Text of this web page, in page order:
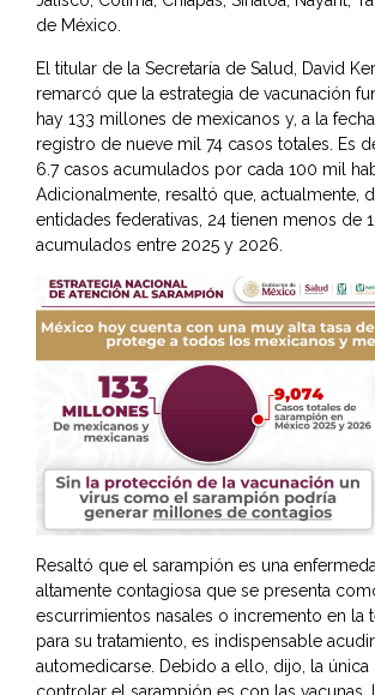
de México.
El titular de la Secretaría de Salud, David
remarcó que la estrategia de vacunación
hay 133 millones de mexicanos y, a la
registro de nueve mil 74 casos totales. Es
6.7 casos acumulados por cada 100 mil
Adicionalmente, resaltó que, actualmente,
entidades federativas, 24 tienen menos de
acumulados entre 2025 y 2026.
Resaltó que el sarampión es una
altamente contagiosa que se presenta
escurrimientos nasales o incremento en la
para su tratamiento, es indispensable
automedicarse. Debido a ello, dijo, la única
controlar el sarampión es con las vacunas,